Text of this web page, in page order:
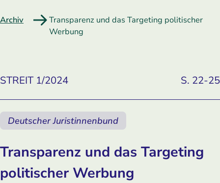
Archiv
Transparenz und das Targeting politischer
Werbung
STREIT 1/2024 S. 22-25
Deutscher Juristinnenbund
Transparenz und das Targeting
politischer Werbung